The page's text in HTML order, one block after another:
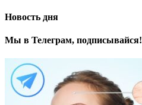
Новость дня
Мы в Телеграм, подписывайся!